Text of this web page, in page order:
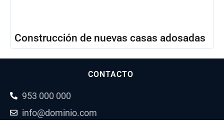
Construcción de nuevas casas adosadas
CONTACTO
953 000 000
info@dominio.com